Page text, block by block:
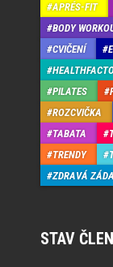
APRÉS-FIT
BODY
CVIČENÍ
PILATES
ROZCVIČKA
TABATA
TRENDY
ZDRAVÁ ZÁDA
STAV